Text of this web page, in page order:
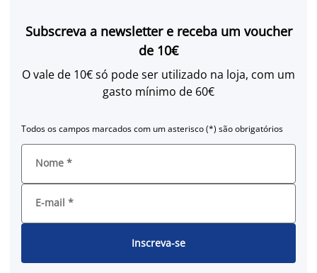
Subscreva a newsletter e receba um voucher
de 10€
O vale de 10€ só pode ser utilizado na loja, com um
gasto mínimo de 60€
Todos os campos marcados com um asterisco (*) são obrigatórios
Nome *
E-mail *
Inscreva-se